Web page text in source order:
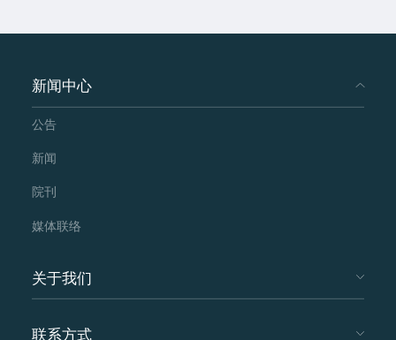
新闻中心
公告
新闻
院刊
媒体联络
关于我们
联系方式